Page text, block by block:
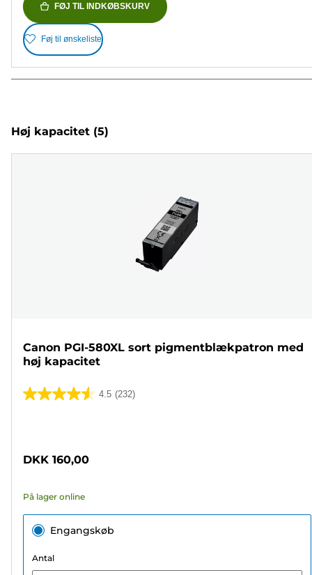
FØJ TIL INDKØBSKURV
Føj til ønskeliste
Høj kapacitet (5)
Canon PGI-580XL sort pigmentblækpatron med
høj kapacitet
4.5 (232)
4.5
stjerner.
anmeldelser
DKK 160,00
På lager online
Engangskøb
Antal